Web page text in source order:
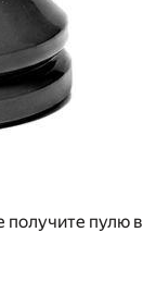
получите пулю в